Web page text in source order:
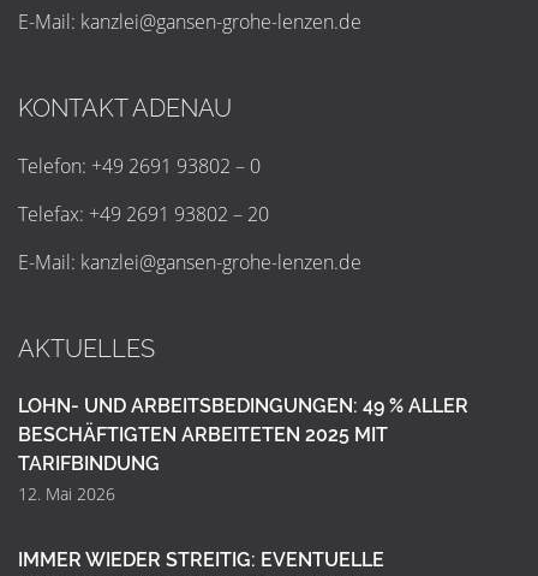
E-Mail: kanzlei@gansen-grohe-lenzen.de
KONTAKT ADENAU
Telefon: +49 2691 93802 – 0
Telefax: +49 2691 93802 – 20
E-Mail: kanzlei@gansen-grohe-lenzen.de
AKTUELLES
LOHN- UND ARBEITSBEDINGUNGEN: 49 % ALLER
BESCHÄFTIGTEN ARBEITETEN 2025 MIT
TARIFBINDUNG
12. Mai 2026
IMMER WIEDER STREITIG: EVENTUELLE